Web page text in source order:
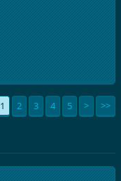
1 2 3 4 5 > >>